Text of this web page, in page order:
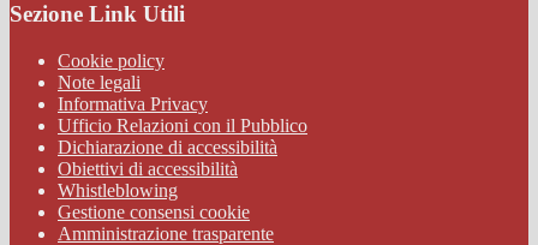
Sezione Link Utili
Cookie policy
Note legali
Informativa Privacy
Ufficio Relazioni con il Pubblico
Dichiarazione di accessibilità
Obiettivi di accessibilità
Whistleblowing
Gestione consensi cookie
Amministrazione trasparente